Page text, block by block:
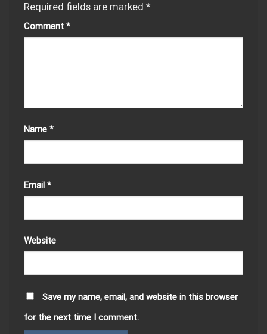
Required fields are marked *
Comment *
Name *
Email *
Website
Save my name, email, and website in this browser
for the next time I comment.